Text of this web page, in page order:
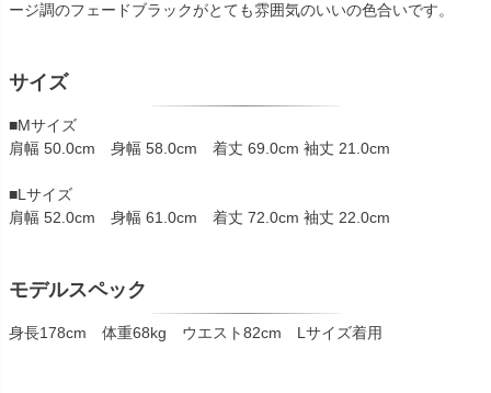
ージ調のフェードブラックがとても雰囲気のいいの色合いです。
サイズ
■Mサイズ
肩幅 50.0cm 身幅 58.0cm 着丈 69.0cm 袖丈 21.0cm
■Lサイズ
肩幅 52.0cm 身幅 61.0cm 着丈 72.0cm 袖丈 22.0cm
モデルスペック
身長178cm 体重68kg ウエスト82cm Lサイズ着用